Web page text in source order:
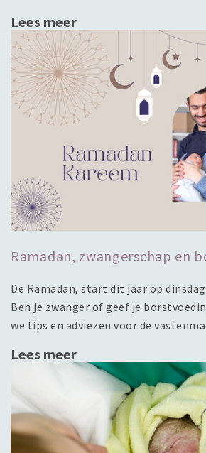
Lees meer
Ramadan, zwangerschap en
De Ramadan, start dit jaar op
Ben je zwanger of geef je
we tips en adviezen voor de
Lees meer